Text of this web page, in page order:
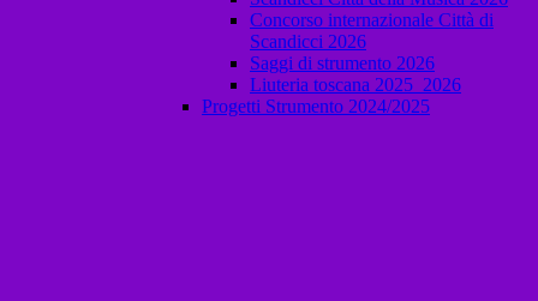
Concorso internazionale Città di
Scandicci 2026
Saggi di strumento 2026
Liuteria toscana 2025_2026
Progetti Strumento 2024/2025